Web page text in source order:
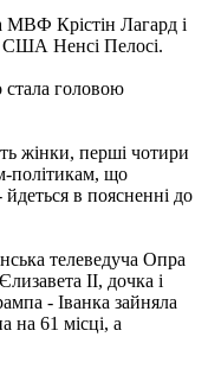
МВФ Крістін Лагард і
США Ненсі Пелосі.
стала головою
жінки, перші чотири
політикам, що
йдеться в поясненні до
телеведуча Опра
II, дочка і
- Іванка зайняла
на 61 місці, а